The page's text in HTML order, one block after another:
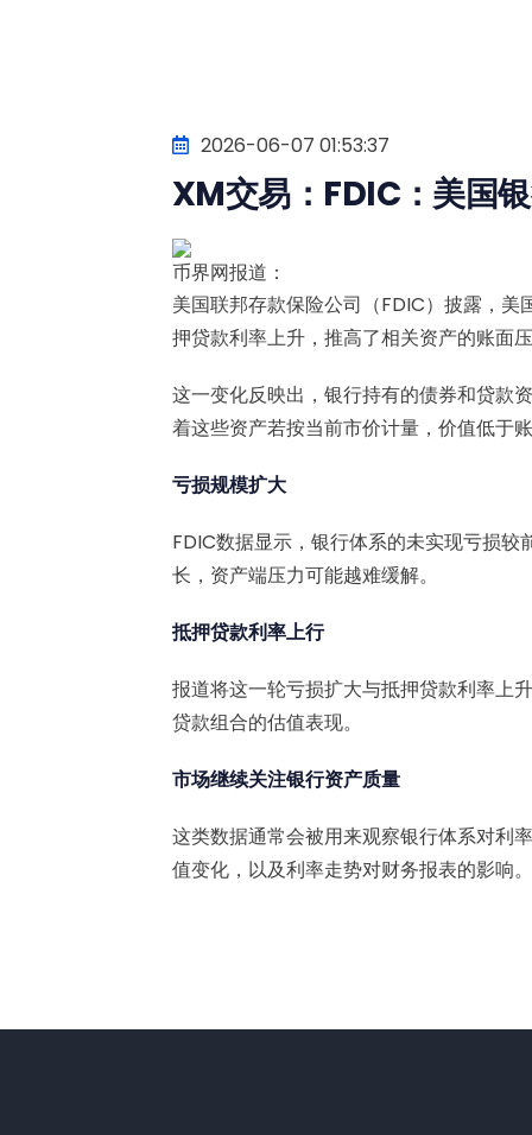
2026-06-07 01:53:37
XM交易：FDIC：美国
币界网报道：
美国联邦存款保险公司（FDIC）披露，
押贷款利率上升，推高了相关资产的账面
这一变化反映出，银行持有的债券和贷款
着这些资产若按当前市价计量，价值低于
亏损规模扩大
FDIC数据显示，银行体系的未实现亏损
长，资产端压力可能越难缓解。
抵押贷款利率上行
报道将这一轮亏损扩大与抵押贷款利率上
贷款组合的估值表现。
市场继续关注银行资产质量
这类数据通常会被用来观察银行体系对利
值变化，以及利率走势对财务报表的影响。